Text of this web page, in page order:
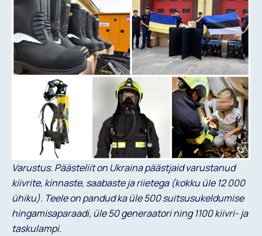
Varustus. Päästeliit on Ukraina päästjaid varustanud
kiivrite, kinnaste, saabaste ja riietega (kokku üle 12 000
ühiku). Teele on pandud ka üle 500 suitsusukeldumise
hingamisaparaadi, üle 50 generaatori ning 1100 kiivri- ja
taskulampi.
Otsi
NIMI
E-POST
Liitu uudiskirjaga
PERENIMI*